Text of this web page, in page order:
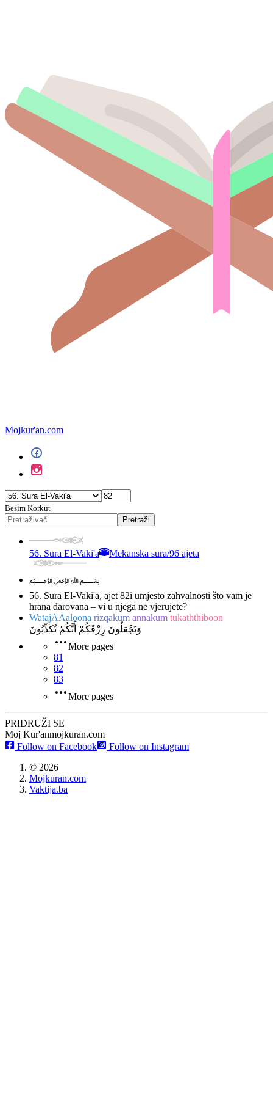
Mojkur'an.com
Besim Korkut
Pretraži
56. Sura El-Vaki'a Mekanska sura/96 ajeta
﷽
56. Sura El-Vaki'a, ajet 82i umjesto zahvalnosti što vam je
hrana darovana – vi u njega ne vjerujete?
WatajAAaloona rizqakum annakum tukaththiboon
وَتَجْعَلُونَ رِزْقَكُمْ أَنَّكُمْ تُكَذِّبُونَ
More pages
81
82
83
More pages
PRIDRUŽI SE
Moj Kur'anmojkuran.com
Follow on Facebook
Follow on Instagram
© 2026
Mojkuran.com
Vaktija.ba